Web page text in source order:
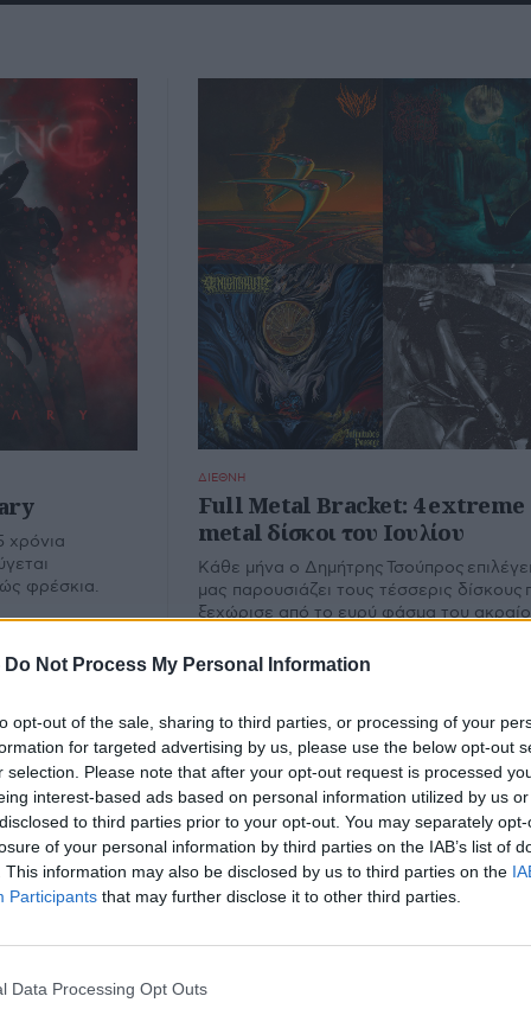
Do Not Process My Personal Information
opt-out of the sale, sharing to third parties, or processing of your
for targeted advertising by us, please use the below opt-out
selection. Please note that after your opt-out request is processed
interest-based ads based on personal information utilized by us
to third parties prior to your opt-out. You may separately
of your personal information by third parties on the IAB’s list of
This information may also be disclosed by us to third parties on the
Participants that may further disclose it to other third parties.
Data Processing Opt Outs
χρόνια
φρέσκια.
ΔΙΕΘΝΗ
Full Metal Bracket: 4 extreme
metal δίσκοι του Ιουλίου
Κάθε μήνα ο Δημήτρης Τσούπρος
μας παρουσιάζει τους τέσσερις δίσκους
ξεχώρισε από το ευρύ φάσμα του
Tutti